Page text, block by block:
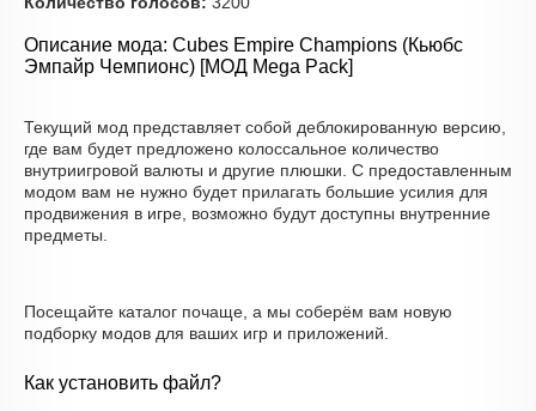
Описание мода: Cubes Empire Champions (Кьюбс
Эмпайр Чемпионс) [МОД Mega Pack]
Текущий мод представляет собой деблокированную версию,
где вам будет предложено колоссальное количество
внутриигровой валюты и другие плюшки. С предоставленным
модом вам не нужно будет прилагать большие усилия для
продвижения в игре, возможно будут доступны внутренние
предметы.
Посещайте каталог почаще, а мы соберём вам новую
подборку модов для ваших игр и приложений.
Как установить файл?